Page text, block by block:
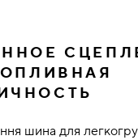
шина для